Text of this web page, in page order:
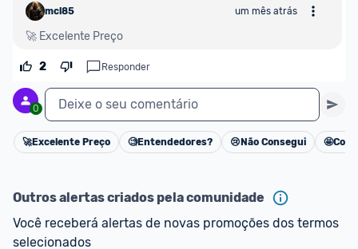
mcl85 um mês atrás
🚀 Excelente Preço
2 Responder
0 Deixe o seu comentário
Cancelar
🚀Excelente Preço 🧐Entendedores? 😢 Não Consegui 🤩
Outros alertas criados pela comunidade
Você receberá alertas de novas promoções dos termos
selecionados